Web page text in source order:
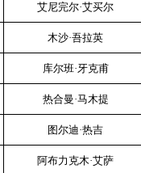
艾尼完尔·艾买尔
木沙·吾拉英
库尔班·牙克甫
热合曼·马木提
图尔迪·热吉
阿布力克木·艾萨